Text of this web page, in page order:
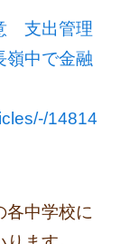
支出管理
中で金融
14814
各中学校に